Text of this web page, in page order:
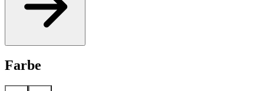
Farbe